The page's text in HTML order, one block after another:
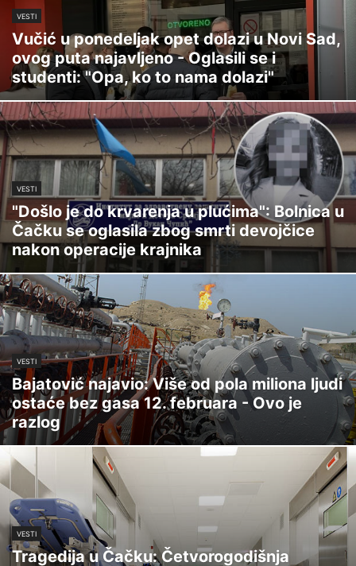
VESTI
Vučić u ponedeljak opet dolazi u Novi Sad,
ovog puta najavljeno - Oglasili se i
studenti: "Opa, ko to nama dolazi"
VESTI
"Došlo je do krvarenja u plućima": Bolnica u
Čačku se oglasila zbog smrti devojčice
nakon operacije krajnika
VESTI
Bajatović najavio: Više od pola miliona ljudi
ostaće bez gasa 12. februara - Ovo je
razlog
VESTI
Tragedija u Čačku: Četvorogodišnja